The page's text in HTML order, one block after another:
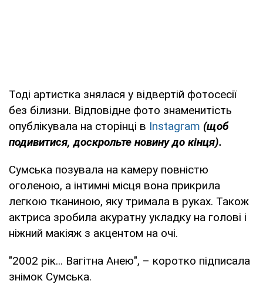
Тоді артистка знялася у відвертій фотосесії
без білизни. Відповідне фото знаменитість
опублікувала на сторінці в Instagram (щоб
подивитися, доскрольте новину до кінця).
Сумська позувала на камеру повністю
оголеною, а інтимні місця вона прикрила
легкою тканиною, яку тримала в руках. Також
актриса зробила акуратну укладку на голові і
ніжний макіяж з акцентом на очі.
"2002 рік... Вагітна Анею", – коротко підписала
знімок Сумська.